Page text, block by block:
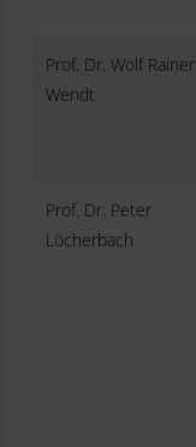
Prof. Dr. Wolf Rainer
Wendt
Prof. Dr. Peter
Löcherbach